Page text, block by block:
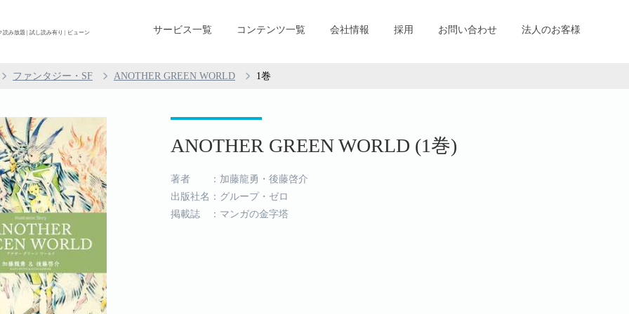
読み放題 | 試し読み有り | ビューン サービス一覧 コンテンツ一覧 会社情報 採用 お問い合わせ 法人のお客様
ファンタジー・SF ANOTHER GREEN WORLD 1巻
ANOTHER GREEN WORLD (1巻)
著者 ：加藤龍勇・後藤啓介
出版社名：グループ・ゼロ
掲載誌 ：マンガの金字塔